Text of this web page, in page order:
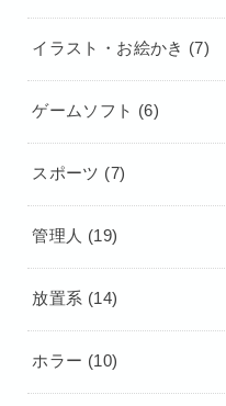
イラスト・お絵かき (7)
ゲームソフト (6)
スポーツ (7)
管理人 (19)
放置系 (14)
ホラー (10)